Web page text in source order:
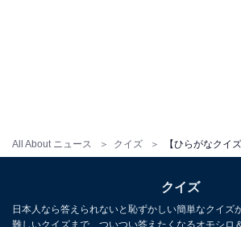
All About ニュース クイズ
クイズ
日本人なら答えられないと恥ずかしい簡単なクイズ